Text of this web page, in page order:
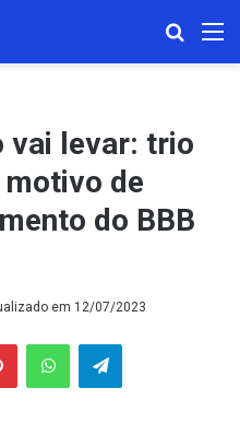
vai levar: trio
de
do BBB
em 12/07/2023
PinterestWhatsAppTelegram